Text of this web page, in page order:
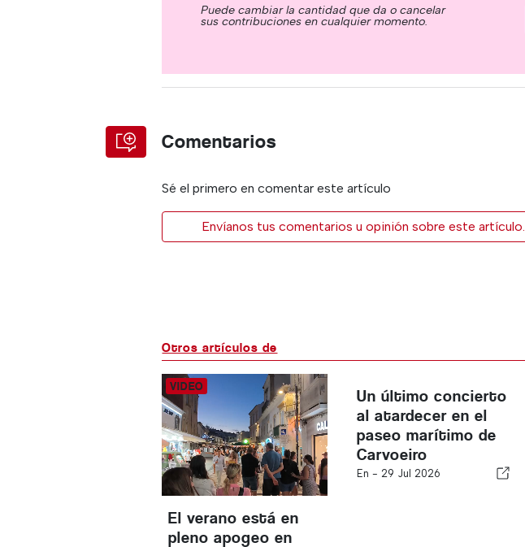
Puede cambiar la cantidad que da o cancelar
sus contribuciones en cualquier momento.
Comentarios
Sé el primero en comentar este artículo
Envíanos tus comentarios u opinión sobre este artículo.
Otros artículos de
El verano está en
pleno apogeo en
Un último concierto
al atardecer en el
paseo marítimo de
Carvoeiro
En - 29 Jul 2026